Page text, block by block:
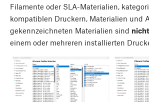
Filamente oder SLA-Materialien,
kompatiblen Druckern, Materialien und
gekennzeichneten Materialien sind nicht
einem oder mehreren installierten